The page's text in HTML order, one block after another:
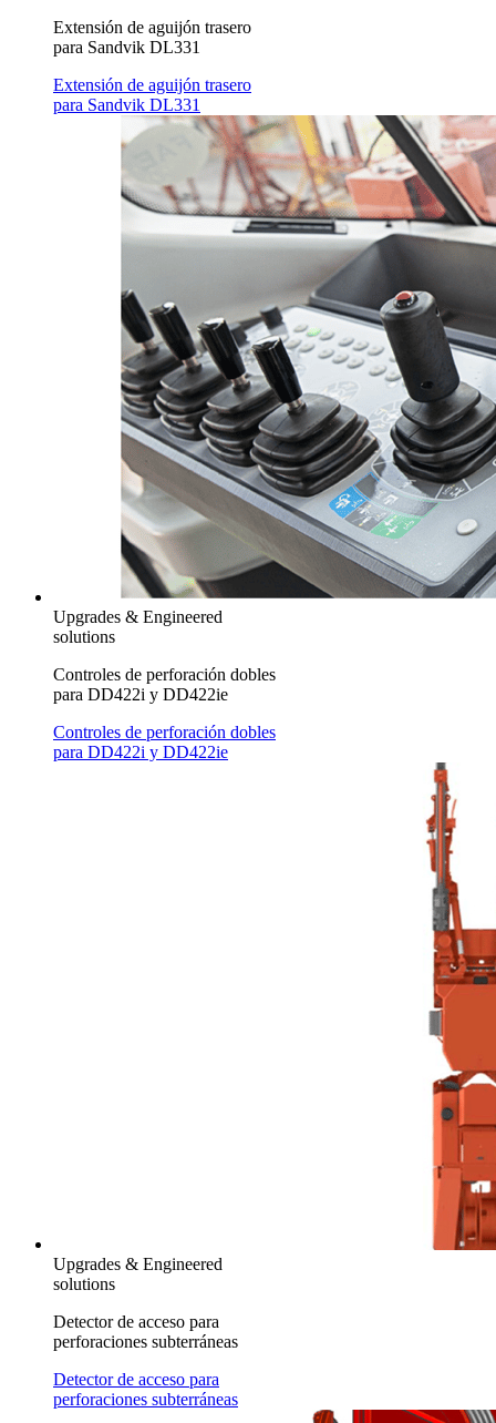
Extensión de aguijón trasero
para Sandvik DL331
Extensión de aguijón trasero
para Sandvik DL331
Upgrades & Engineered
solutions
Controles de perforación dobles
para DD422i y DD422ie
Controles de perforación dobles
para DD422i y DD422ie
Upgrades & Engineered
solutions
Detector de acceso para
perforaciones subterráneas
Detector de acceso para
perforaciones subterráneas